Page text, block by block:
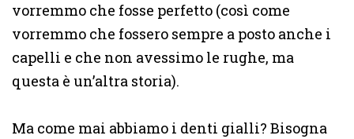
vorremmo che fosse perfetto (così come
vorremmo che fossero sempre a posto anche i
capelli e che non avessimo le rughe, ma
questa è un’altra storia).
Ma come mai abbiamo i denti gialli? Bisogna